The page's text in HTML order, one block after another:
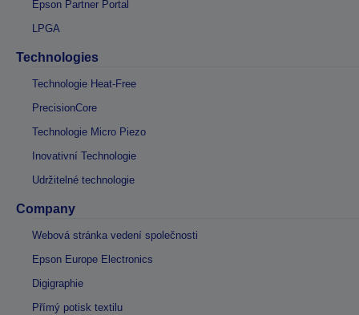
Epson Partner Portal
LPGA
Technologies
Technologie Heat-Free
PrecisionCore
Technologie Micro Piezo
Inovativní Technologie
Udržitelné technologie
Company
Webová stránka vedení společnosti
Epson Europe Electronics
Digigraphie
Přímý potisk textilu